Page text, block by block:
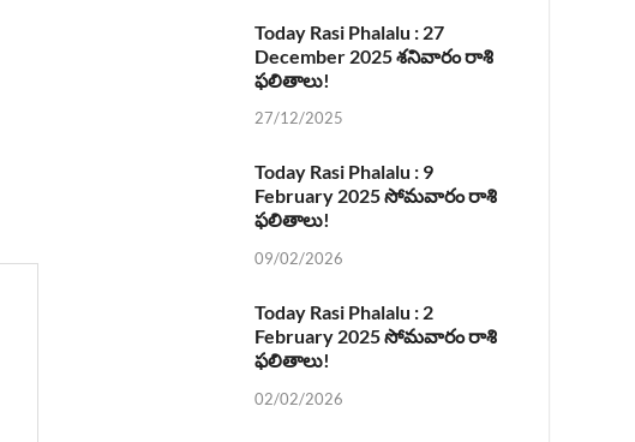
Today Rasi Phalalu : 27
December 2025 శనివారం రాశి
ఫలితాలు!
27/12/2025
Today Rasi Phalalu : 9
February 2025 సోమవారం రాశి
ఫలితాలు!
09/02/2026
Today Rasi Phalalu : 2
February 2025 సోమవారం రాశి
ఫలితాలు!
02/02/2026